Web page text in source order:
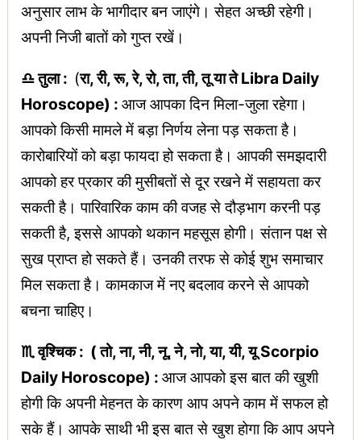
अनुसार लाभ के भागीदार बन जाएंगे। सेहत अच्छी रहेगी।
अपनी निजी बातों को गुप्त रखें।
♎ तुला : (रा, री, रू, रे, रो, ता, ती, तू या ते Libra Daily
Horoscope) : आज आपका दिन मिला-जुला रहेगा।
आपको किसी मामले में बड़ा निर्णय लेना पड़ सकता है।
कारोबारियों को बड़ा फायदा हो सकता है। आपकी समझदारी
आपको हर प्रकार की मुसीबतों से दूर रखने में सहायता कर
सकती है। पारिवारिक काम की वजह से दौड़भाग करनी पड़
सकती है, इससे आपको थकान महसूस होगी। संतान पक्ष से
सुख प्राप्त हो सकते हैं। उनकी तरफ से कोई शुभ समाचार
मिल सकता है। कामकाज में नए बदलाव करने से आपको
बचना चाहिए।
♏ वृश्चिक : ( तो, ना, नी, नू, ने, नो, या, यी, यू Scorpio
Daily Horoscope) : आज आपको इस बात की खुशी
होगी कि अपनी मेहनत के कारण आप अपने काम में सफल हो
सके हैं। आपके साथी भी इस बात से खुश होगा कि आप अपने